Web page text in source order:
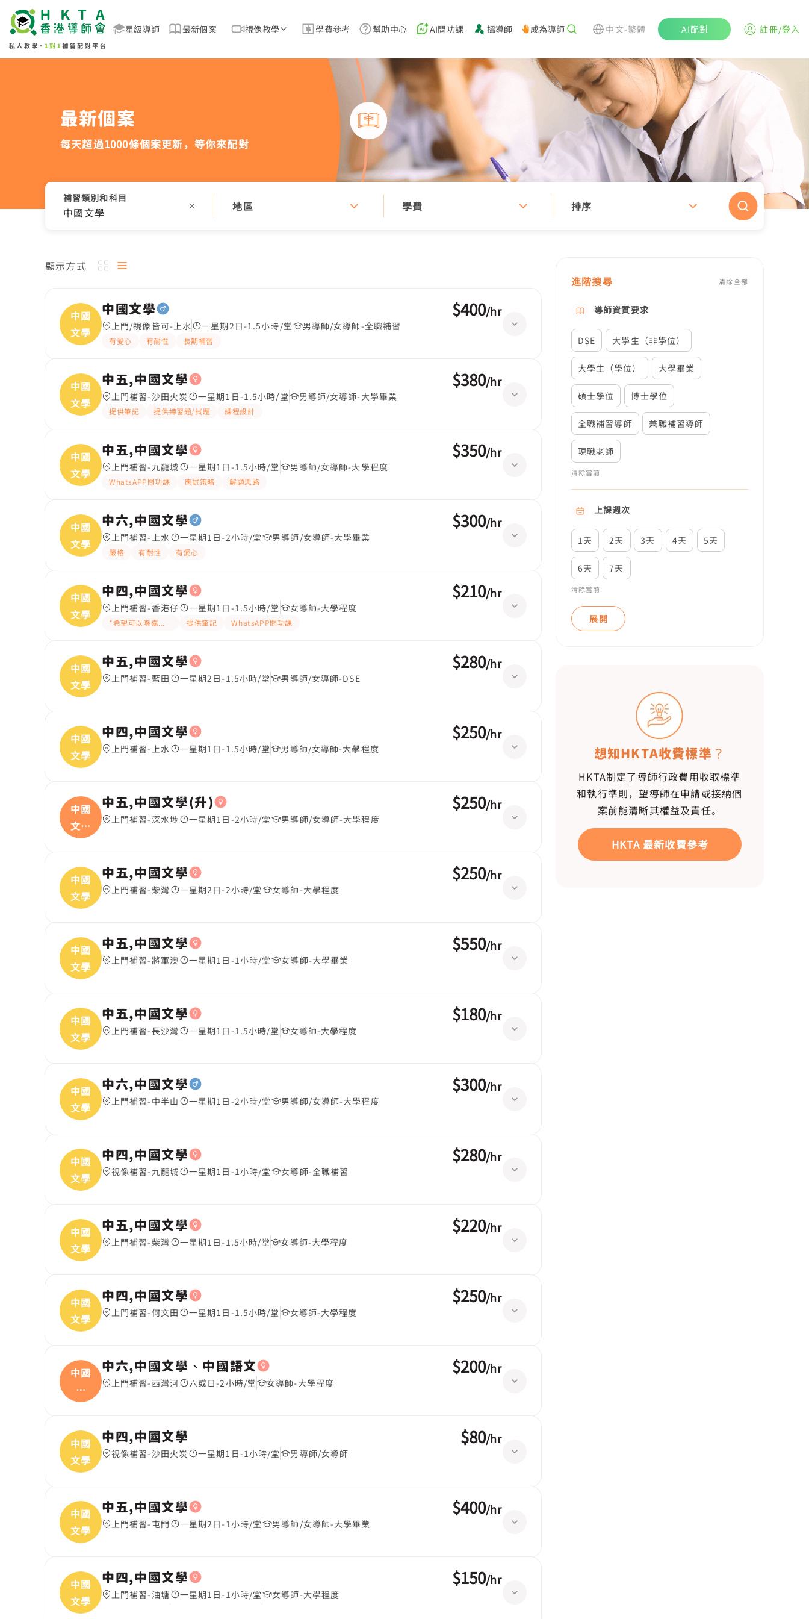
星級導師 最新個案 視像教學 學費參考 幫助中心 AI問功課 搵導師 成為導師 中文-繁體 AI配對 註冊/登入
最新個案
每天超過1000條個案更新， 等你來配對
補習類別和科目
中國文學 地區 學費 排序
顯示方式
中國
文學
中國文學
上門/視像皆可-上水 一星期2日-1.5小時/堂 男導師/女導師-全職補習
有愛心 有耐性 長期補習
$400/hr
中國
文學
中五,中國文學
上門補習-沙田火炭 一星期1日-1.5小時/堂 男導師/女導師-大學畢業
提供筆記 提供練習題/試題 課程設計
$380/hr
中國
文學
中五,中國文學
上門補習-九龍城 一星期1日-1.5小時/堂 男導師/女導師-大學程度
WhatsAPP問功課 應試策略 解題思路
$350/hr
中國
文學
中六,中國文學
上門補習-上水 一星期1日-2小時/堂 男導師/女導師-大學畢業
嚴格 有耐性 有愛心
$300/hr
中國
文學
中四,中國文學
上門補習-香港仔 一星期1日-1.5小時/堂 女導師-大學程度
*希望可以喺嘉諾撒聖心書院校友
提供筆記 WhatsAPP問功課
$210/hr
中國
文學
中五,中國文學
上門補習-藍田 一星期2日-1.5小時/堂 男導師/女導師-DSE
$280/hr
中國
文學
中四,中國文學
上門補習-上水 一星期1日-1.5小時/堂 男導師/女導師-大學程度
$250/hr
中國
文學
(
中五,中國文學(升)
上門補習-深水埗 一星期1日-2小時/堂 男導師/女導師-大學程度
$250/hr
中國
文學
中五,中國文學
上門補習-柴灣 一星期2日-2小時/堂 女導師-大學程度
$250/hr
中國
文學
中五,中國文學
上門補習-將軍澳 一星期1日-1小時/堂 女導師-大學畢業
$550/hr
中國
文學
中五,中國文學
上門補習-長沙灣 一星期1日-1.5小時/堂 女導師-大學程度
$180/hr
中國
文學
中六,中國文學
上門補習-中半山 一星期1日-2小時/堂 男導師/女導師-大學程度
$300/hr
中國
文學
中四,中國文學
視像補習-九龍城 一星期1日-1小時/堂 女導師-全職補習
$280/hr
中國
文學
中五,中國文學
上門補習-柴灣 一星期1日-1.5小時/堂 女導師-大學程度
$220/hr
中國
文學
中四,中國文學
上門補習-何文田 一星期1日-1.5小時/堂 女導師-大學程度
$250/hr
中國
文
學、
中六,中國文學、中國語文
上門補習-西灣河 六或日-2小時/堂 女導師-大學程度
$200/hr
中國
文學
中四,中國文學
視像補習-沙田火炭 一星期1日-1小時/堂 男導師/女導師
$80/hr
中國
文學
中五,中國文學
上門補習-屯門 一星期2日-1小時/堂 男導師/女導師-大學畢業
$400/hr
中國
文學
中四,中國文學
上門補習-油塘 一星期1日-1小時/堂 女導師-大學程度
$150/hr
進階搜尋 清除全部
導師資質要求
DSE 大學生（非學位）
大學生（學位） 大學畢業
碩士學位 博士學位
全職補習導師 兼職補習導師
現職老師
清除當前
上課週次
1天 2天 3天 4天 5天
6天 7天
清除當前
展開
想知HKTA收費標準？
HKTA制定了導師行政費用收取標準
和執行準則，望導師在申請或接納個
案前能清晰其權益及責任。
HKTA 最新收費參考